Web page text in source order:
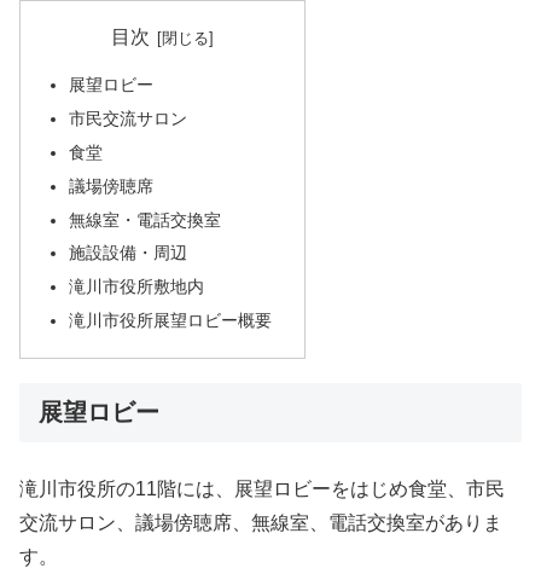
目次
展望ロビー
市民交流サロン
食堂
議場傍聴席
無線室・電話交換室
施設設備・周辺
滝川市役所敷地内
滝川市役所展望ロビー概要
展望ロビー
滝川市役所の11階には、展望ロビーをはじめ食堂、市民
交流サロン、議場傍聴席、無線室、電話交換室がありま
す。